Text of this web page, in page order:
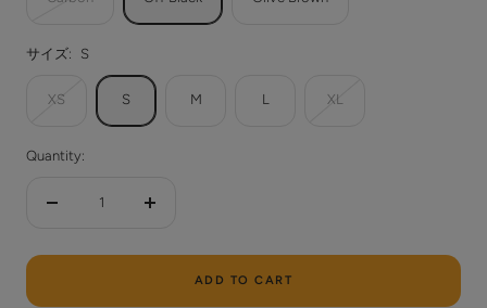
サイズ: S
XS S M L XL
Quantity:
Decrease
Increase
ADD TO CART